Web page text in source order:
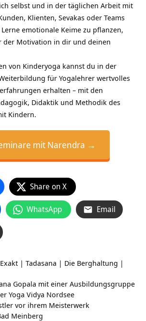
selbst und in der täglichen Arbeit mit
Klienten, Sevakas oder Teams
emotionale Keime zu pflanzen,
der Motivation in dir und deinen
von Kinderyoga kannst du in der
für Yogalehrer wertvolles
erhalten – mit den
Didaktik und Methodik des
Kindern.
mit Narendra →
Share on X
WhatsApp Email
| Tadasana | Die Berghaltung |
Gopala mit einer Ausbildungsgruppe
Yoga Vidya Nordsee
vor ihrem Meisterwerk
Meinberg